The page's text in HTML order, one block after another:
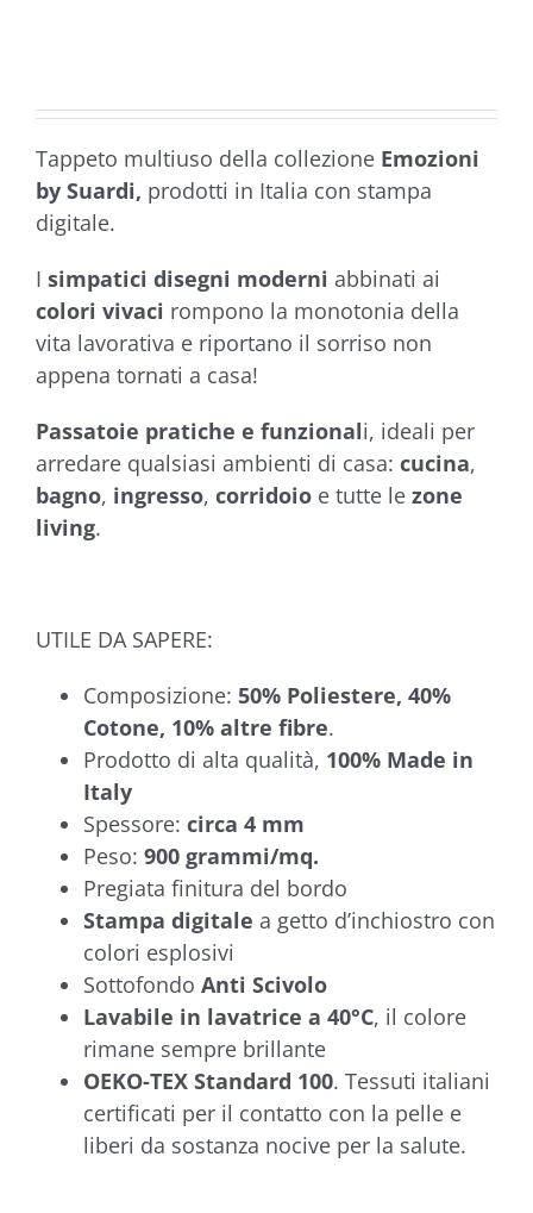
€54,90
Tappeto multiuso della collezione Emozioni
by Suardi, prodotti in Italia con stampa
digitale.
I simpatici disegni moderni abbinati ai
colori vivaci rompono la monotonia della
vita lavorativa e riportano il sorriso non
appena tornati a casa!
Passatoie pratiche e funzionali, ideali per
arredare qualsiasi ambienti di casa: cucina,
bagno, ingresso, corridoio e tutte le zone
living.
UTILE DA SAPERE:
Composizione: 50% Poliestere, 40%
Cotone, 10% altre fibre.
Prodotto di alta qualità, 100% Made in
Italy
Spessore: circa 4 mm
Peso: 900 grammi/mq.
Pregiata finitura del bordo
Stampa digitale a getto d’inchiostro con
colori esplosivi
Sottofondo Anti Scivolo
Lavabile in lavatrice a 40°C, il colore
rimane sempre brillante
OEKO-TEX Standard 100. Tessuti italiani
certificati per il contatto con la pelle e
liberi da sostanza nocive per la salute.